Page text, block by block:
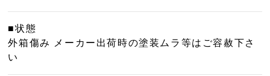
■状態
外箱傷み メーカー出荷時の塗装ムラ等はご容赦下さ
い